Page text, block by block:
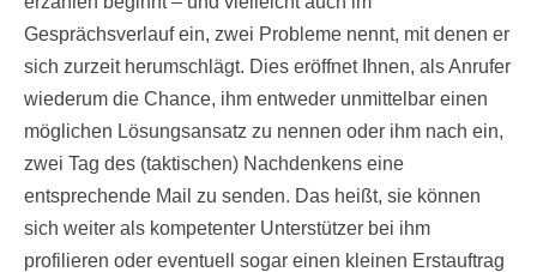
Gesprächsverlauf ein, zwei Probleme nennt, mit denen er
sich zurzeit herumschlägt. Dies eröffnet Ihnen, als Anrufer
wiederum die Chance, ihm entweder unmittelbar einen
möglichen Lösungsansatz zu nennen oder ihm nach ein,
zwei Tag des (taktischen) Nachdenkens eine
entsprechende Mail zu senden. Das heißt, sie können
sich weiter als kompetenter Unterstützer bei ihm
profilieren oder eventuell sogar einen kleinen Erstauftrag